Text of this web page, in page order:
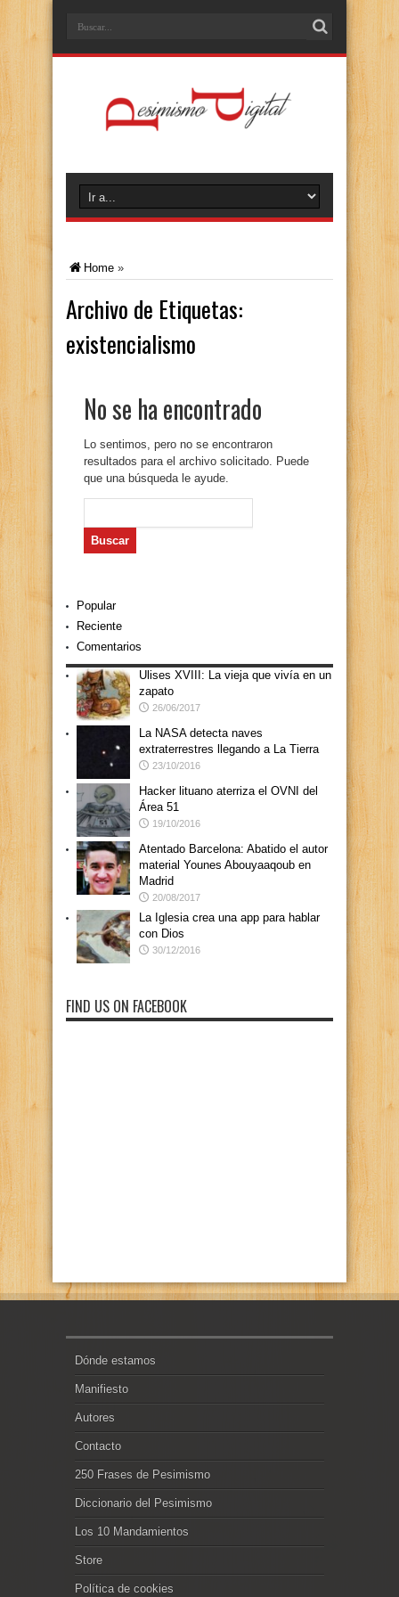
Home »
Archivo de Etiquetas:
existencialismo
No se ha encontrado
Lo sentimos, pero no se encontraron
resultados para el archivo solicitado. Puede
que una búsqueda le ayude.
Popular
Reciente
Comentarios
Ulises XVIII: La vieja que vivía en un
zapato
26/06/2017
La NASA detecta naves
extraterrestres llegando a La Tierra
23/10/2016
Hacker lituano aterriza el OVNI del
Área 51
19/10/2016
Atentado Barcelona: Abatido el autor
material Younes Abouyaaqoub en
Madrid
20/08/2017
La Iglesia crea una app para hablar
con Dios
30/12/2016
FIND US ON FACEBOOK
Dónde estamos
Manifiesto
Autores
Contacto
250 Frases de Pesimismo
Diccionario del Pesimismo
Los 10 Mandamientos
Store
Política de cookies